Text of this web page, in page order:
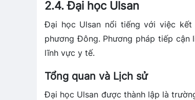
2.4. Đại học Ulsan
Đại học Ulsan nổi tiếng với việc
phương Đông. Phương pháp tiếp
lĩnh vực y tế.
Tổng quan và Lịch sử
Đại học Ulsan được thành lập là